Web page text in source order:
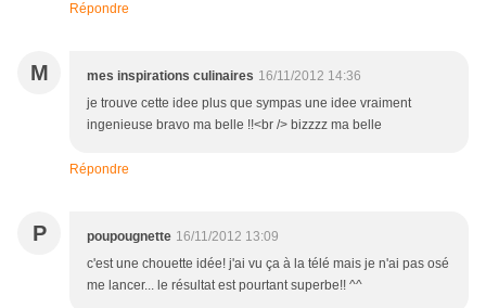
Répondre
M mes inspirations culinaires 16/11/2012 14:36
je trouve cette idee plus que sympas une idee vraiment
ingenieuse bravo ma belle !!<br /> bizzzz ma belle
Répondre
P poupougnette 16/11/2012 13:09
c'est une chouette idée! j'ai vu ça à la télé mais je n'ai pas osé
me lancer... le résultat est pourtant superbe!! ^^